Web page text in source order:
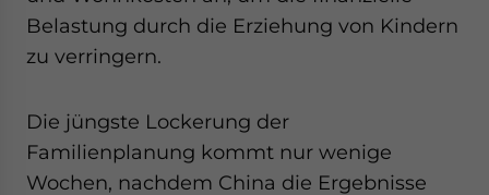
Belastung durch die Erziehung von Kindern
zu verringern.
Die jüngste Lockerung der
Familienplanung kommt nur wenige
Wochen, nachdem China die Ergebnisse
website. Please send me business news and updates
for Asia!